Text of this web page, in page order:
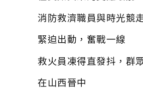
消防救濟職員與時光競
緊迫出動，奮戰一線
救火員凍得直發抖，群
在山西晉中